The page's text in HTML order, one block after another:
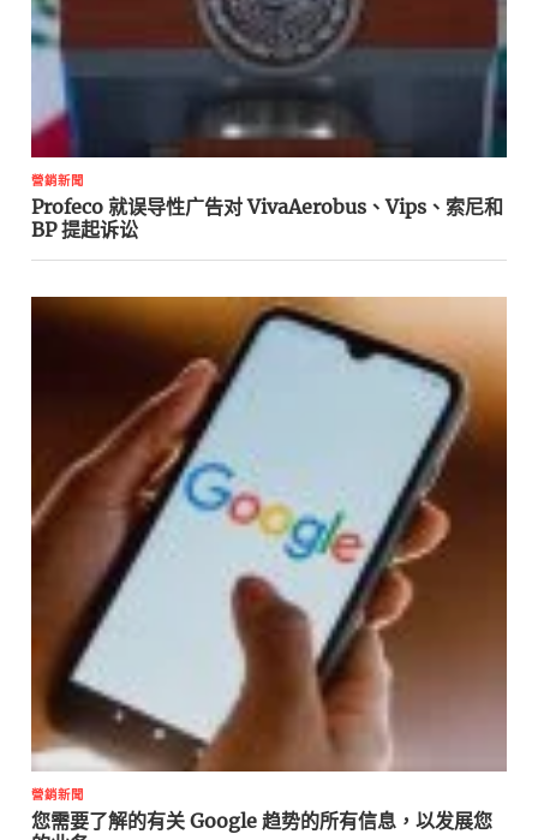
營銷新聞
Profeco 就误导性广告对 VivaAerobus、Vips、索尼和
BP 提起诉讼
營銷新聞
您需要了解的有关 Google 趋势的所有信息，以发展您